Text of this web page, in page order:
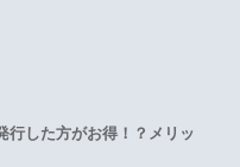
行した方がお得！？メリッ